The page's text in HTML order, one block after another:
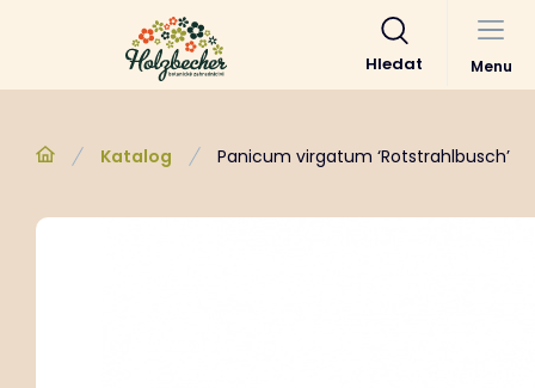
Hledat Menu
Katalog Panicum virgatum ‘Rotstrahlbusch’